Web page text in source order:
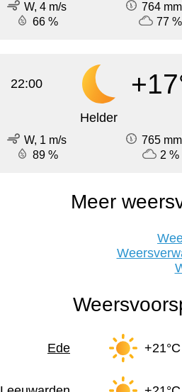
W, 4 m/s
764
66 %
77 %
22:00
Helder
W, 1 m/s
765
89 %
2 %
Meer
Ede +21°C